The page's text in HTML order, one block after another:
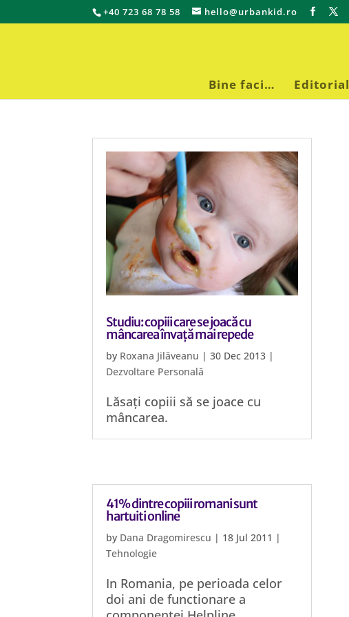
+40 723 68 78 58 hello@urbankid.ro
Bine faci… Editorial
Studiu: copiii care se joacă cu
mâncarea învață mai repede
by Roxana Jilăveanu |30 Dec 2013 |
Dezvoltare Personală
Lăsați copiii să se joace cu
mâncarea.
41% dintre copiii romani sunt
hartuiti online
by Dana Dragomirescu | 18 Jul 2011 |
Tehnologie
In Romania, pe perioada celor
doi ani de functionare a